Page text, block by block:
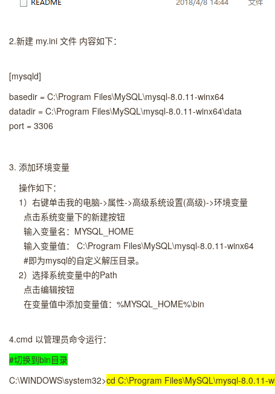
2.新建 my.ini 文件 内容如下：
[mysqld]
basedir = C:\Program Files\MySQL\mysql-8.0.11-winx64
datadir = C:\Program Files\MySQL\mysql-8.0.11-winx64\data
port = 3306
3. 添加环境变量
操作如下：
1）右键单击我的电脑->属性->高级系统设置(高级)->环境变量
点击系统变量下的新建按钮
输入变量名：MYSQL_HOME
输入变量值： C:\Program Files\MySQL\mysql-8.0.11-winx64
#即为mysql的自定义解压目录。
2）选择系统变量中的Path
点击编辑按钮
在变量值中添加变量值：%MYSQL_HOME%\bin
4.cmd 以管理员命令运行：
#切换到bin目录
C:\WINDOWS\system32>cd C:\Program Files\MySQL\mysql-8.0.11-